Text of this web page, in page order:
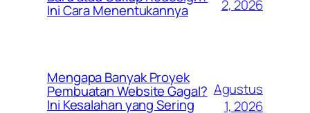
Ini Cara Menentukannya
2, 2026
Mengapa Banyak Proyek
Pembuatan Website Gagal?
Ini Kesalahan yang Sering
Agustus
1, 2026